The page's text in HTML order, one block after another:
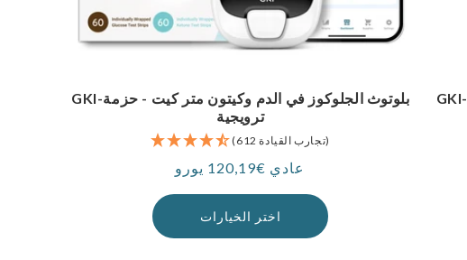
GKI-بلوتوث الجلوكوز في الدم وكيتون متر كيت - حزمة
ترويجية
(612 تجارب القيادة)
سعر عادي €120,19 يورو
اختر الخيارات
GKI-بلوتوث جلوكوز الدم ومقياس الكيتون - مجموعة